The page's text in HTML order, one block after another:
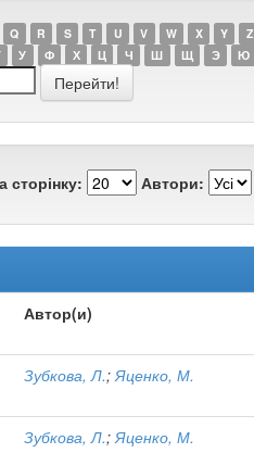
Q R S T U V W X Y
Z
У Ф Х Ц Ч Ш Щ Э Ю
сторінку: Автори:
Автор(и)
Зубкова, Л.;Яценко, М.
Зубкова, Л.;Яценко, М.